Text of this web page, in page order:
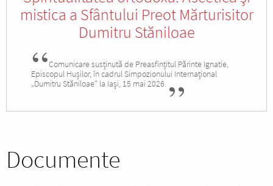
mistica a Sfântului Preot Mărturisitor
Dumitru Stăniloae
Comunicare susținută de Preasfințitul Părinte Ignatie,
Episcopul Hușilor, în cadrul Simpozionului Internațional
„Dumitru Stăniloae” la Iași, 15 mai 2026.
Documente